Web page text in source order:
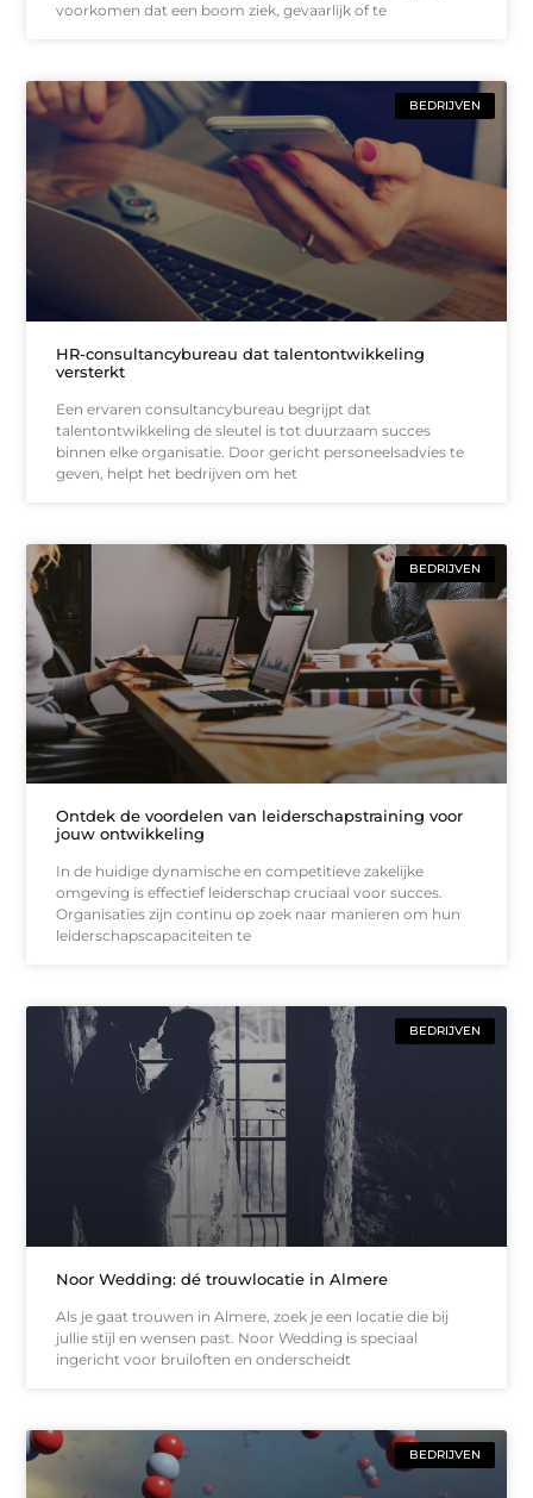
voorkomen dat een boom ziek, gevaarlijk of te
BEDRIJVEN
HR-consultancybureau dat talentontwikkeling
versterkt
Een ervaren consultancybureau begrijpt dat
talentontwikkeling de sleutel is tot duurzaam succes
binnen elke organisatie. Door gericht personeelsadvies te
geven, helpt het bedrijven om het
BEDRIJVEN
Ontdek de voordelen van leiderschapstraining voor
jouw ontwikkeling
In de huidige dynamische en competitieve zakelijke
omgeving is effectief leiderschap cruciaal voor succes.
Organisaties zijn continu op zoek naar manieren om hun
leiderschapscapaciteiten te
BEDRIJVEN
Noor Wedding: dé trouwlocatie in Almere
Als je gaat trouwen in Almere, zoek je een locatie die bij
jullie stijl en wensen past. Noor Wedding is speciaal
ingericht voor bruiloften en onderscheidt
BEDRIJVEN